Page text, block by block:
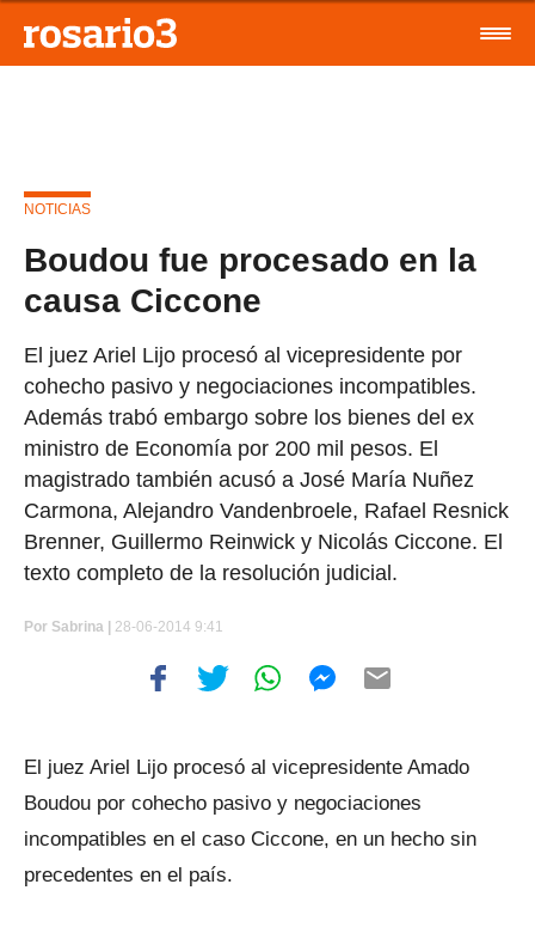
NOTICIAS
Boudou fue procesado en la
causa Ciccone
El juez Ariel Lijo procesó al vicepresidente por
cohecho pasivo y negociaciones incompatibles.
Además trabó embargo sobre los bienes del ex
ministro de Economía por 200 mil pesos. El
magistrado también acusó a José María Nuñez
Carmona, Alejandro Vandenbroele, Rafael Resnick
Brenner, Guillermo Reinwick y Nicolás Ciccone. El
texto completo de la resolución judicial.
Por Sabrina | 28-06-2014 9:41
El juez Ariel Lijo procesó al vicepresidente Amado
Boudou por cohecho pasivo y negociaciones
incompatibles en el caso Ciccone, en un hecho sin
precedentes en el país.